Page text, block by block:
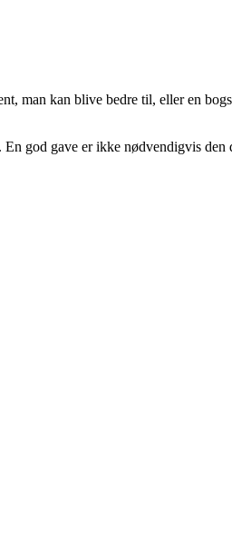
man kan blive bedre til, eller en
god gave er ikke nødvendigvis den